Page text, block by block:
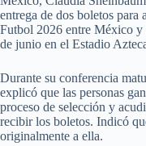
entrega de dos boletos
Futbol 2026 entre México y
de junio en el Estadio
Durante su conferencia
explicó que las personas
proceso de selección y
recibir los boletos. Indicó
originalmente a ella.